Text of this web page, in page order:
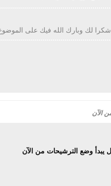
شكرا لك وبارك الله فيك على الموضوع
الآن
يبدأ وضع الترشيحات من الآن